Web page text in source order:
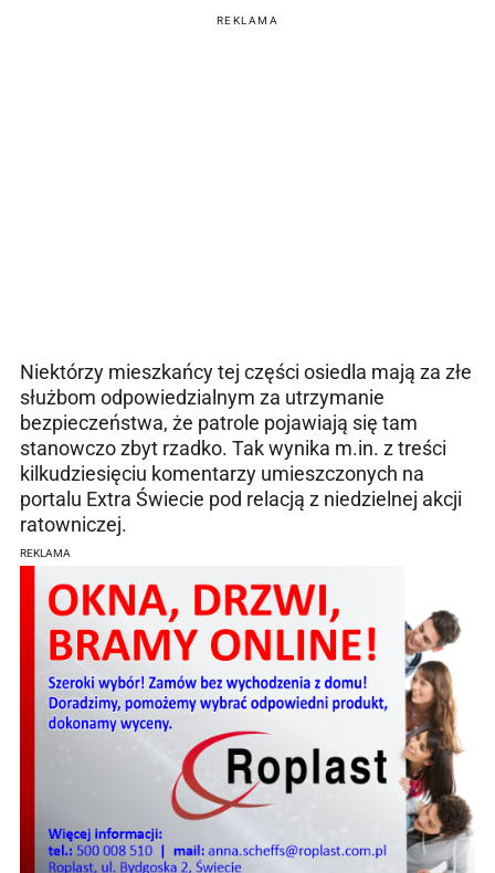
REKLAMA
Niektórzy mieszkańcy tej części osiedla mają za złe
służbom odpowiedzialnym za utrzymanie
bezpieczeństwa, że patrole pojawiają się tam
stanowczo zbyt rzadko. Tak wynika m.in. z treści
kilkudziesięciu komentarzy umieszczonych na
portalu Extra Świecie pod relacją z niedzielnej akcji
ratowniczej.
REKLAMA